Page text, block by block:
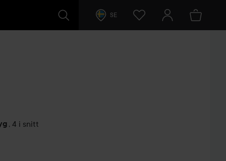
SE
, 4 i snitt